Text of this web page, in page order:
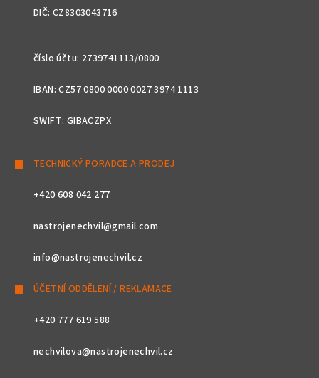
DIČ: CZ8303043716
číslo účtu: 2739741113/0800
IBAN: CZ57 0800 0000 0027 3974 1113
SWIFT: GIBACZPX
TECHNICKÝ PORADCE A PRODEJ
+420 608 042 277
nastrojenechvil@gmail.com
info@nastrojenechvil.cz
ÚČETNÍ ODDĚLENÍ / REKLAMACE
+420 777 619 588
nechvilova@nastrojenechvil.cz